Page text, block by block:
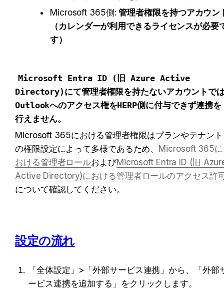
Microsoft 365側: 管理者権限を持つアカウン
（カレンダーが利用できるライセンスが必要
す）
Microsoft Entra ID (旧 Azure Active
Directory)にて管理者権限を持たないアカウントで
Outlookへのアクセス権をHERP側に付与できず連携を
行えません。
Microsoft 365における管理者権限はプランやテナント
の権限設定によって多様であるため、 Microsoft 365に
おける管理者ロールおよびMicrosoft Entra ID (旧
Active Directory)における管理者ロールのアクセス許
について確認してください。
設定の流れ
「全体設定」>「外部サービス連携」から、「外部
ービス連携を追加する」をクリックします。